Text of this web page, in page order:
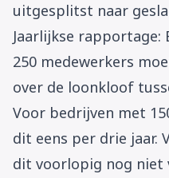
uitgesplitst naar
Jaarlijkse rapportage:
250 medewerkers
over de loonkloof
Voor bedrijven met
dit eens per drie jaar.
dit voorlopig nog niet